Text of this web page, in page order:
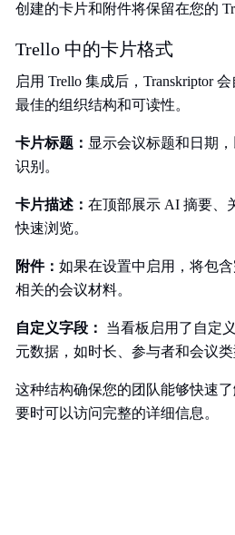
创建的卡片和附件将保留在您的
Trello 中的卡片格式
启用 Trello 集成后，Transkriptor
最佳的组织结构和可读性。
卡片标题： 显示会议标题和日期
识别。
卡片描述： 在顶部展示 AI 摘要、
快速浏览。
附件： 如果在设置中启用，将包
相关的会议材料。
自定义字段：
当看板启用了自定
元数据，如时长、参与者和会议类
这种结构确保您的团队能够快速
要时可以访问完整的详细信息。